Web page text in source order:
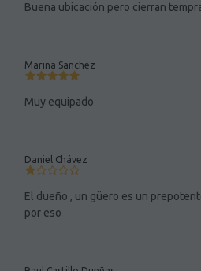
Buena ubicación pero cierran
Marina Sanchez
Muy equipado
Daniel Chávez
El dueño , un güero es un
por eso